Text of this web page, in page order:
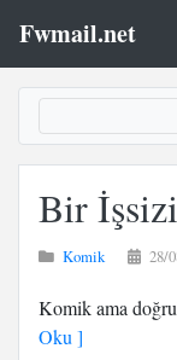
Fwmail.net
Bir
Komik 28/
Komik ama
Oku ]